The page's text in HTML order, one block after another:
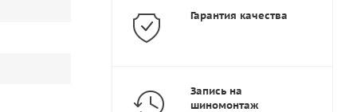
Гарантия качества
Запись на
шиномонтаж